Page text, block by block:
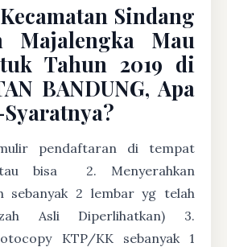
Sindang
Majalengka Mau
Tahun 2019 di
BANDUNG, Apa
pendaftaran di tempat
bisa
2. Menyerahkan
sebanyak 2 lembar yg telah
Asli Diperlihatkan) 3.
KTP/KK sebanyak 1